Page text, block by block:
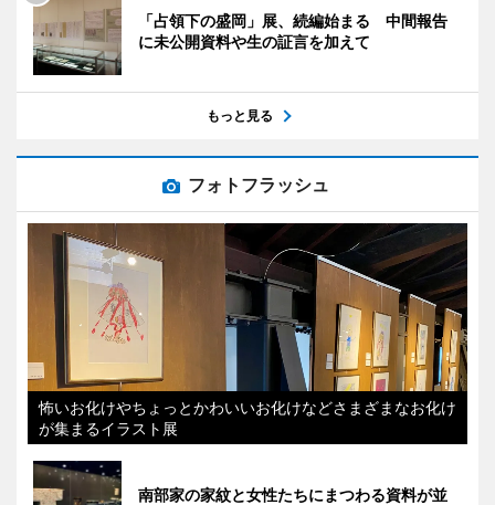
「占領下の盛岡」展、続編始まる 中間報告
に未公開資料や生の証言を加えて
もっと見る
フォトフラッシュ
怖いお化けやちょっとかわいいお化けなどさまざまなお化け
が集まるイラスト展
南部家の家紋と女性たちにまつわる資料が並